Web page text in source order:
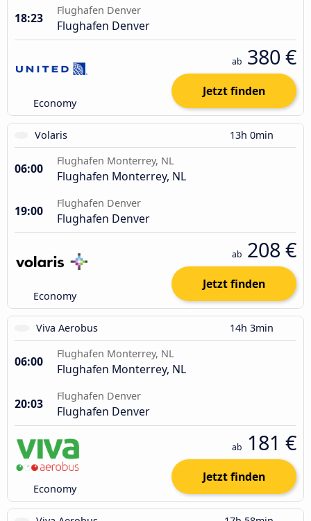
18:23
Flughafen Denver
Flughafen Denver
Economy
ab 380 €
Jetzt finden
Volaris 13h 0min
06:00
Flughafen Monterrey, NL
Flughafen Monterrey, NL
19:00
Flughafen Denver
Flughafen Denver
Economy
ab 208 €
Jetzt finden
Viva Aerobus 14h 3min
06:00
Flughafen Monterrey, NL
Flughafen Monterrey, NL
20:03
Flughafen Denver
Flughafen Denver
Economy
ab 181 €
Jetzt finden